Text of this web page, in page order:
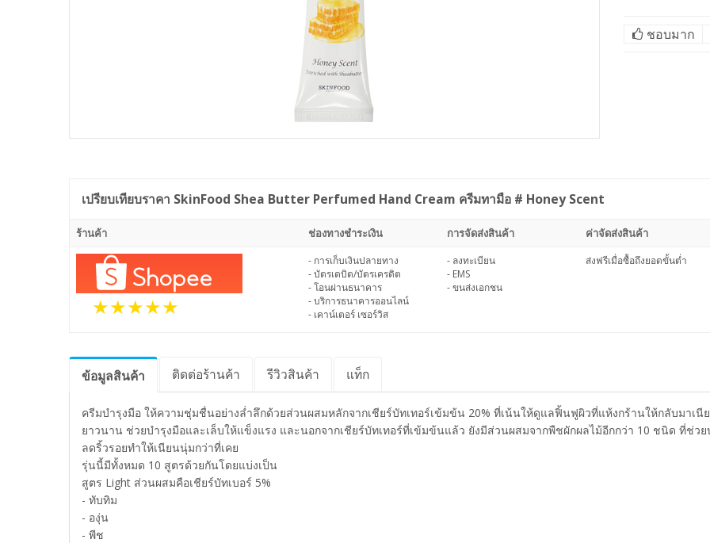
ชอบมาก
เปรียบเทียบราคา SkinFood Shea Butter Perfumed Hand Cream ครีมทามือ # Honey Scent
ร้านค้า ช่องทางชำระเงิน การจัดส่งสินค้า ค่าจัดส่งสินค้า
- การเก็บเงินปลายทาง
- บัตรเดบิต/บัตรเครดิต
- โอนผ่านธนาคาร
- บริการธนาคารออนไลน์
- เคาน์เตอร์ เซอร์วิส
- ลงทะเบียน
- EMS
- ขนส่งเอกชน
ส่งฟรีเมื่อซื้อถึงยอดขั้นต่ำ
ข้อมูลสินค้า ติดต่อร้านค้า รีวิวสินค้า แท็ก
ครีมบำรุงมือ ให้ความชุ่มชื่นอย่างล่ำลึกด้วยส่วนผสมหลักจากเชียร์บัทเทอร์เข้มข้น 20% ที่เน้นให้ดูแลฟิ้นฟูผิวที่แห้งกร้านให้กลับมา
ยาวนาน ช่วยบำรุงมือและเล็บให้แข็งแรง และนอกจากเชียร์บัทเทอร์ที่เข้มข้นแล้ว ยังมีส่วนผสมจากพืชผักผลไม้อีกกว่า 10 ชนิด ที่ช่ว
ลดริ้วรอยทำให้เนียนนุ่มกว่าที่เคย
รุ่นนี้มีทั้งหมด 10 สูตรด้วยกันโดยแบ่งเป็น
สูตร Light ส่วนผสมคือเชียร์บัทเบอร์ 5%
- ทับทิม
- องุ่น
- พีช